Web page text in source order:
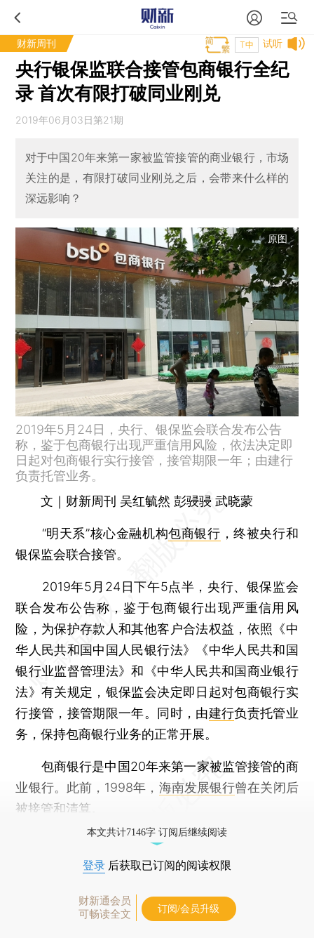
财新周刊 试听
T中
央行银保监联合接管包商银行全纪
录 首次有限打破同业刚兑
2019年06月03日第21期
对于中国20年来第一家被监管接管的商业银行，市场
关注的是，有限打破同业刚兑之后，会带来什么样的
深远影响？
原图
2019年5月24日，央行、银保监会联合发布公告
称，鉴于包商银行出现严重信用风险，依法决定即
日起对包商银行实行接管，接管期限一年；由建行
负责托管业务。
文｜财新周刊 吴红毓然 彭骎骎 武晓蒙
“明天系”核心金融机构包商银行 ，终被央行和
银保监会联合接管。
2019年5月24日下午5点半，央行、银保监会
联合发布公告称，鉴于包商银行出现严重信用风
险，为保护存款人和其他客户合法权益，依照《中
华人民共和国中国人民银行法》《中华人民共和国
银行业监督管理法》和《中华人民共和国商业银行
法》有关规定，银保监会决定即日起对包商银行实
行接管，接管期限一年。同时，由建行负责托管业
务，保持包商银行业务的正常开展。
包商银行是中国20年来第一家被监管接管的商
业银行。此前，1998年， 海南发展银行曾在关闭后
被接管和清算。
本文共计7146字 订阅后继续阅读
登录 后获取已订阅的阅读权限
财新通会员
可畅读全文
订阅/会员升级